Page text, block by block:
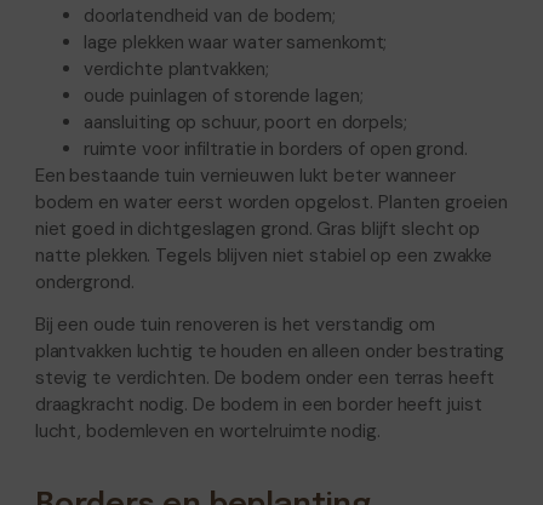
doorlatendheid van de bodem;
lage plekken waar water samenkomt;
verdichte plantvakken;
oude puinlagen of storende lagen;
aansluiting op schuur, poort en dorpels;
ruimte voor infiltratie in borders of open grond.
Een bestaande tuin vernieuwen lukt beter wanneer
bodem en water eerst worden opgelost. Planten groeien
niet goed in dichtgeslagen grond. Gras blijft slecht op
natte plekken. Tegels blijven niet stabiel op een zwakke
ondergrond.
Bij een oude tuin renoveren is het verstandig om
plantvakken luchtig te houden en alleen onder bestrating
stevig te verdichten. De bodem onder een terras heeft
draagkracht nodig. De bodem in een border heeft juist
lucht, bodemleven en wortelruimte nodig.